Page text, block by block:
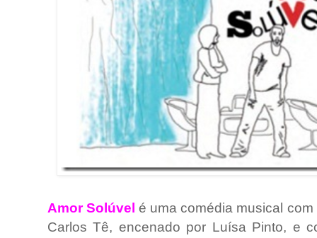
Amor Solúvel é uma comédia musical
Carlos Tê, encenado por Luísa Pinto, e